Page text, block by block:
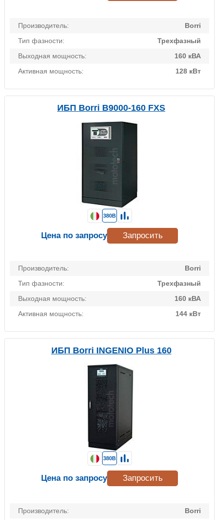
Производитель:
Borri
Тип фазности:
Трехфазный
Выходная мощность:
160 кВА
Активная мощность:
128 кВт
ИБП Borri B9000-160 FXS
Производитель:
Borri
Тип фазности:
Трехфазный
Выходная мощность:
160 кВА
Активная мощность:
144 кВт
380В
Цена по запросу Запросить
ИБП Borri INGENIO Plus 160
Производитель: Borri
380В
Цена по запросу Запросить